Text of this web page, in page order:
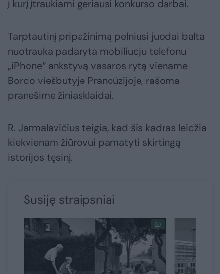
į kurį įtraukiami geriausi konkurso darbai.
Tarptautinį pripažinimą pelniusi juodai balta
nuotrauka padaryta mobiliuoju telefonu
„iPhone“ ankstyvą vasaros rytą viename
Bordo viešbutyje Prancūzijoje, rašoma
pranešime žiniasklaidai.
R. Jarmalavičius teigia, kad šis kadras leidžia
kiekvienam žiūrovui pamatyti skirtingą
istorijos tęsinį.
Susiję straipsniai